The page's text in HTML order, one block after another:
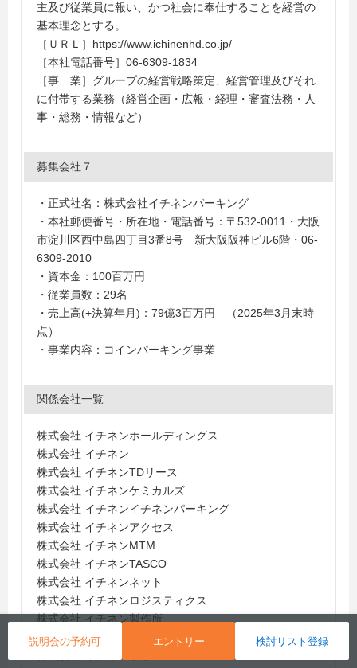
説明会の予約可 エントリー 検討リスト登録
主及び従業員に報い、かつ社会に奉仕することを経営の
基本理念とする。
［ＵＲＬ］https://www.ichinenhd.co.jp/
［本社電話番号］06-6309-1834
［事 業］グループの経営戦略策定、経営管理及びそれ
に付帯する業務（経営企画・広報・経理・審査法務・人
事・総務・情報など）
募集会社７
・正式社名：株式会社イチネンパーキング
・本社郵便番号・所在地・電話番号：〒532-0011・大阪
市淀川区西中島四丁目3番8号 新大阪阪神ビル6階・06-
6309-2010
・資本金：100百万円
・従業員数：29名
・売上高(+決算年月)：79億3百万円 （2025年3月末時
点）
・事業内容：コインパーキング事業
関係会社一覧
株式会社 イチネンホールディングス
株式会社 イチネン
株式会社 イチネンTDリース
株式会社 イチネンケミカルズ
株式会社 イチネンイチネンパーキング
株式会社 イチネンアクセス
株式会社 イチネンMTM
株式会社 イチネンTASCO
株式会社 イチネンネット
株式会社 イチネンロジスティクス
株式会社 イチネン製作所
株式会社 イチネンテック